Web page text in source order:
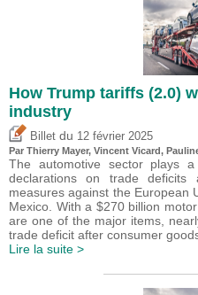
How Trump tariffs (2.0)
industry
Billet du 12 février 2025
Par Thierry Mayer, Vincent Vicard,
The automotive sector plays
declarations on trade
measures against the European
Mexico. With a $270 billion
are one of the major items,
trade deficit after consumer
Lire la suite >